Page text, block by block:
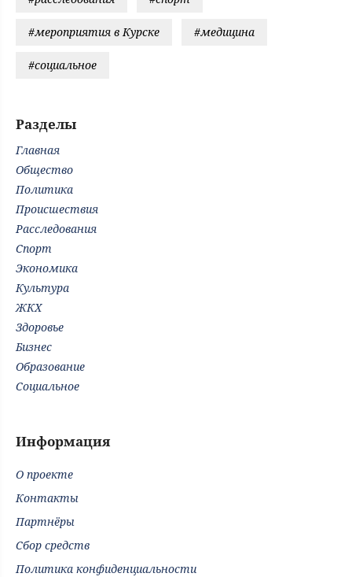
#мероприятия в Курске #медицина
#социальное
Разделы
Главная
Общество
Политика
Происшествия
Расследования
Спорт
Экономика
Культура
ЖКХ
Здоровье
Бизнес
Образование
Социальное
Информация
О проекте
Контакты
Партнёры
Сбор средств
Политика конфиденциальности